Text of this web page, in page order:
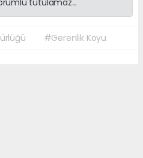
tutulamaz...
#Gerenlik Koyu